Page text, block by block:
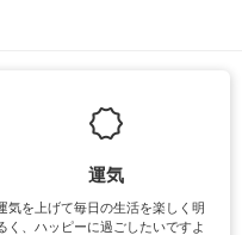
運気
気を上げて毎日の生活を楽しく明
く、ハッピーに過ごしたいですよ